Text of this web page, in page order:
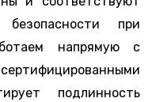
при
напрямую с
подлинность